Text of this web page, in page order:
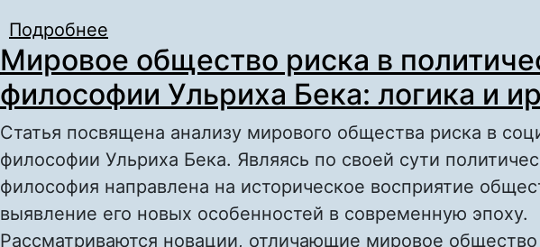
Подробнее
СОЦИАЛЬНО-ФИЛОСОФСКИЙ АНАЛИЗ
Мировое общество риска в
философии Ульриха Бека: логика и
Статья посвящена анализу мирового общества риска в
философии Ульриха Бека. Являясь по своей сути
философия направлена на историческое восприятие
выявление его новых особенностей в современную эпоху.
Рассматриваются новации, отличающие мировое общество